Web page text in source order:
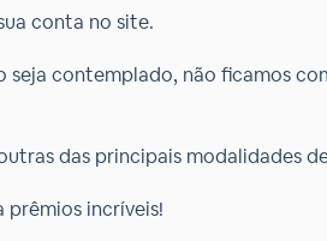
conta no site.
seja contemplado, não ficamos
das principais modalidades
prêmios incríveis!